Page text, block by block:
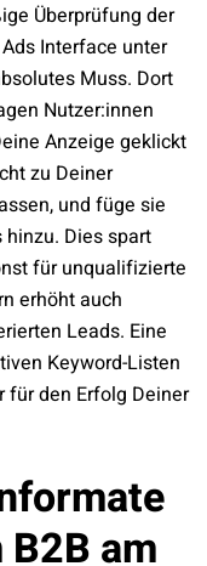
Überprüfung der
Interface unter
Muss. Dort
Nutzer:innen
Anzeige geklickt
zu Deiner
und füge sie
Dies spart
für unqualifizierte
erhöht auch
Leads. Eine
Keyword-Listen
für den Erfolg Deiner
am